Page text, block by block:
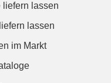
liefern lassen
lassen
im Markt